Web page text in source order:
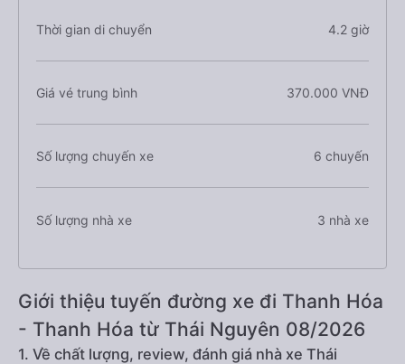
Thời gian di chuyển 4.2 giờ
Giá vé trung bình 370.000 VNĐ
Số lượng chuyến xe 6 chuyến
Số lượng nhà xe 3 nhà xe
Giới thiệu tuyến đường xe đi Thanh Hóa
- Thanh Hóa từ Thái Nguyên 08/2026
1. Về chất lượng, review, đánh giá nhà xe Thái